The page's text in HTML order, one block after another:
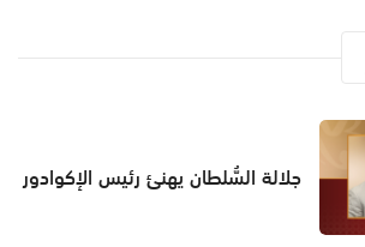
جلالة السُّلطان يهنئ رئيس الإكوادور